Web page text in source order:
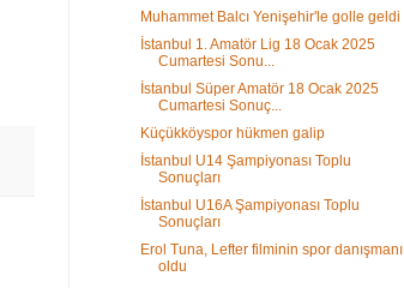
Muhammet Balcı Yenişehir'le golle geldi
İstanbul 1. Amatör Lig 18 Ocak 2025
Cumartesi Sonu...
İstanbul Süper Amatör 18 Ocak 2025
Cumartesi Sonuç...
Küçükköyspor hükmen galip
İstanbul U14 Şampiyonası Toplu
Sonuçları
İstanbul U16A Şampiyonası Toplu
Sonuçları
Erol Tuna, Lefter filminin spor danışmanı
oldu